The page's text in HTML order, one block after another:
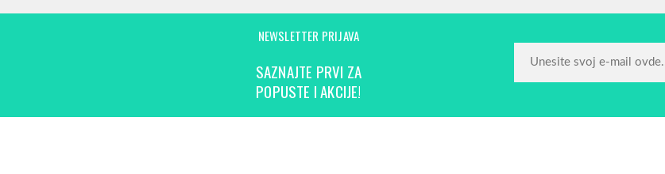
NEWSLETTER PRIJAVA
SAZNAJTE PRVI ZA
POPUSTE I AKCIJE!